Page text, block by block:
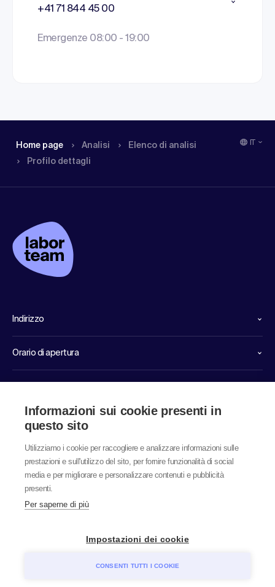
+41 71 844 45 00
Emergenze 08:00 - 19:00
Home page Analisi
Elenco di analisi
Profilo dettagli
Indirizzo
Orario di apertura
Informazioni sui cookie presenti in
questo sito
Utilizziamo i cookie per raccogliere e analizzare informazioni sulle
prestazioni e sull'utilizzo del sito, per fornire funzionalità di social
media e per migliorare e personalizzare contenuti e pubblicità
presenti.
Per saperne di più
Impostazioni dei cookie
CONSENTI TUTTI I COOKIE